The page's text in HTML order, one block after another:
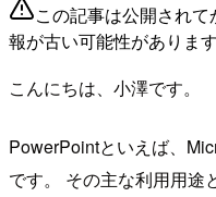
この記事は公開され
報が古い可能性がありま
こんにちは、小澤です。
PowerPointといえば、
です。 その主な利用用途